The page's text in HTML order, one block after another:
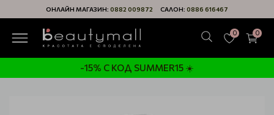
ОНЛАЙН МАГАЗИН: 0882 009872 САЛОН: 0886 616467
0 0
-15% С КОД SUMMER15 ☀️